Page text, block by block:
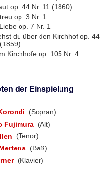
op. 44 Nr. 11 (1860)
op. 3 Nr. 1
op. 7 Nr. 1
du über den Kirchhof op. 44
Kirchhofe op. 105 Nr. 4
der Einspielung
(Sopran)
Fujimura (Alt)
(Tenor)
Mertens (Baß)
(Klavier)